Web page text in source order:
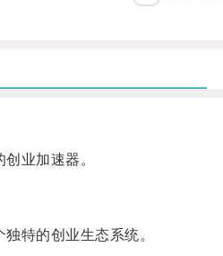
业加速器。
特的创业生态系统。